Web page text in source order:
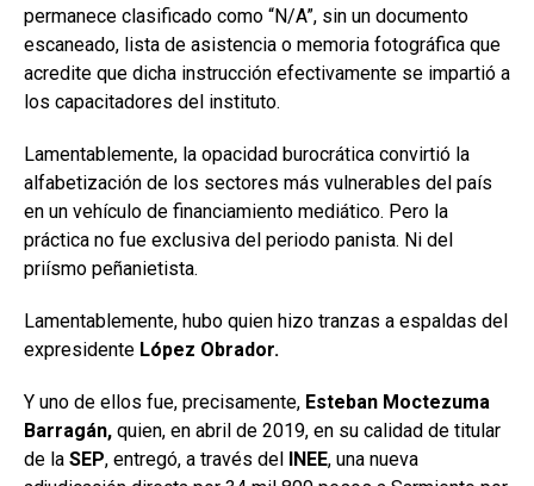
permanece clasificado como “N/A”, sin un documento
escaneado, lista de asistencia o memoria fotográfica que
acredite que dicha instrucción efectivamente se impartió a
los capacitadores del instituto.
Lamentablemente, la opacidad burocrática convirtió la
alfabetización de los sectores más vulnerables del país
en un vehículo de financiamiento mediático. Pero la
práctica no fue exclusiva del periodo panista. Ni del
priísmo peñanietista.
Lamentablemente, hubo quien hizo tranzas a espaldas del
expresidente López Obrador.
Y uno de ellos fue, precisamente, Esteban Moctezuma
Barragán, quien, en abril de 2019, en su calidad de titular
de la SEP, entregó, a través del INEE, una nueva